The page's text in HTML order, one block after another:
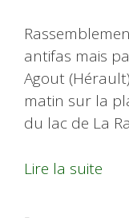
antifas mais
Agout
matin sur la
du lac de La
Lire la suite